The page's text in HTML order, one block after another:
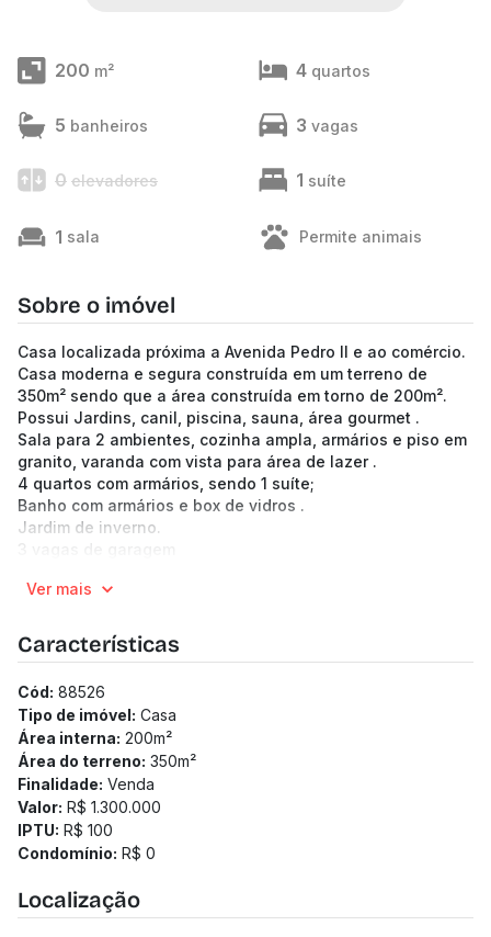
200 m² 4 quartos
5 banheiros 3 vagas
0 elevadores 1 suíte
1 sala Permite animais
Sobre o imóvel
Casa localizada próxima a Avenida Pedro II e ao comércio.
Casa moderna e segura construída em um terreno de
350m² sendo que a área construída em torno de 200m².
Possui Jardins, canil, piscina, sauna, área gourmet .
Sala para 2 ambientes, cozinha ampla, armários e piso em
granito, varanda com vista para área de lazer .
4 quartos com armários, sendo 1 suíte;
Banho com armários e box de vidros .
Jardim de inverno.
3 vagas de garagem
-----------------------------------------------
Solicitamos a confirmação com nossa equipe).
Ver mais
Características
Cód: 88526
Tipo de imóvel: Casa
Área interna: 200m²
Área do terreno: 350m²
Finalidade: Venda
Valor: R$ 1.300.000
IPTU: R$ 100
Condomínio: R$ 0
Localização